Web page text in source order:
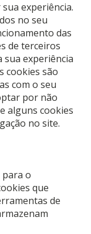
experiência.
no seu
das
de terceiros
sua experiência
cookies são
com o seu
por não
alguns cookies
no site.
para o
que
de